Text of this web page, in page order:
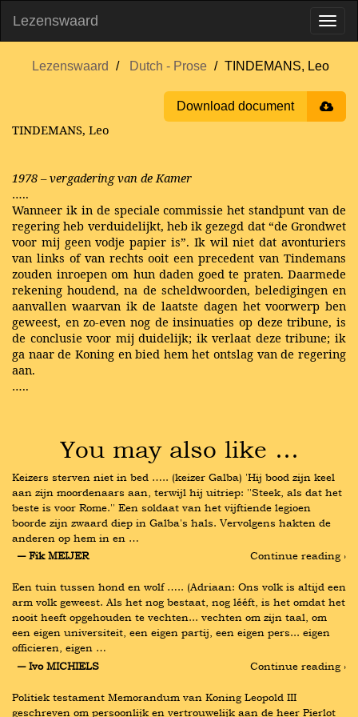
Lezenswaard
Lezenswaard Dutch - Prose TINDEMANS, Leo
Download document
TINDEMANS, Leo
1978 – vergadering van de Kamer
…..
Wanneer ik in de speciale commissie het standpunt van de
regering heb verduidelijkt, heb ik gezegd dat “de Grondwet
voor mij geen vodje papier is”. Ik wil niet dat avonturiers
van links of van rechts ooit een precedent van Tindemans
zouden inroepen om hun daden goed te praten. Daarmede
rekening houdend, na de scheldwoorden, beledigingen en
aanvallen waarvan ik de laatste dagen het voorwerp ben
geweest, en zo-even nog de insinuaties op deze tribune, is
de conclusie voor mij duidelijk; ik verlaat deze tribune; ik
ga naar de Koning en bied hem het ontslag van de regering
aan.
…..
You may also like …
Keizers sterven niet in bed ….. (keizer Galba) 'Hij bood zijn keel
aan zijn moordenaars aan, terwijl hij uitriep: ''Steek, als dat het
beste is voor Rome.'' Een soldaat van het vijftiende legioen
boorde zijn zwaard diep in Galba's hals. Vervolgens hakten de
anderen op hem in en …
― Fik MEIJER
Continue reading ›
Een tuin tussen hond en wolf ….. (Adriaan: Ons volk is altijd een
arm volk geweest. Als het nog bestaat, nog lééft, is het omdat het
nooit heeft opgehouden te vechten... vechten om zijn taal, om
een eigen universiteit, een eigen partij, een eigen pers... eigen
officieren, eigen …
― Ivo MICHIELS
Continue reading ›
Politiek testament Memorandum van Koning Leopold III
geschreven om persoonlijk en vertrouwelijk aan de heer Pierlot